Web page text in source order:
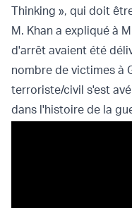
Thinking », qui doit
M. Khan a expliqué à
d'arrêt avaient été
nombre de victimes à
terroriste/civil s'est
dans l'histoire de la